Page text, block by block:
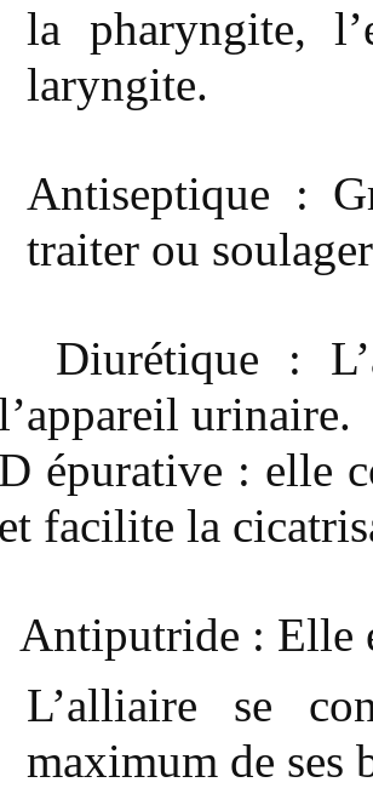
la pharyngite,
laryngite.
Antiseptique :
traiter ou
Diurétique :
urinaire.
épurative : elle
facilite la
Antiputride : Elle
L’alliaire se
maximum de ses